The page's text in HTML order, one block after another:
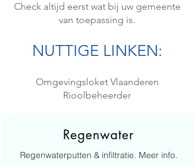
Check altijd eerst wat bij uw gemeente
van toepassing is.
NUTTIGE LINKEN:
Omgevingsloket Vlaanderen
Rioolbeheerder
Regenwater
Regenwaterputten & infiltratie. Meer info.